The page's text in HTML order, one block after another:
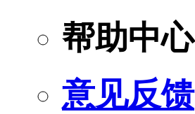
帮助中心
意见反馈